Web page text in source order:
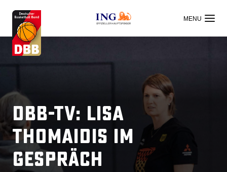
OFFIZIELLER HAUPTSPONSOR
DBB-TV: Lisa
Thomaidis im
Gespräch